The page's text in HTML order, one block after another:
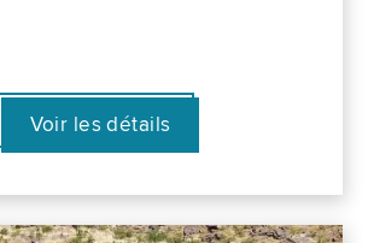
Voir les détails